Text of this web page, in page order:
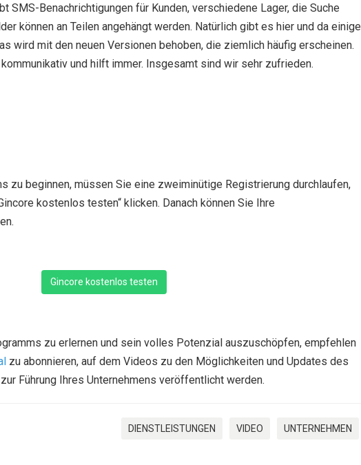
SMS-Benachrichtigungen für Kunden, verschiedene Lager, die Suche
können an Teilen angehängt werden. Natürlich gibt es hier und da einige
wird mit den neuen Versionen behoben, die ziemlich häufig erscheinen.
und hilft immer. Insgesamt sind wir sehr zufrieden.
zu beginnen, müssen Sie eine zweiminütige Registrierung durchlaufen,
kostenlos testen“ klicken. Danach können Sie Ihre
Gincore kostenlos testen
zu erlernen und sein volles Potenzial auszuschöpfen, empfehlen
zu abonnieren, auf dem Videos zu den Möglichkeiten und Updates des
Führung Ihres Unternehmens veröffentlicht werden.
DIENSTLEISTUNGEN VIDEO UNTERNEHMEN